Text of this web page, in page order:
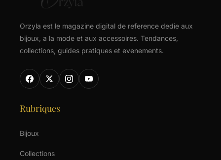
Orzyla est le magazine digital de reference dedie aux
bijoux, a la mode et aux accessoires. Tendances,
collections, guides pratiques et evenements.
Rubriques
Bijoux
Collections